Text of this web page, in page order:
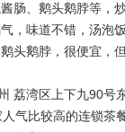
肠、鹅头鹅脖等，
，味道不错，汤泡
头鹅脖，很便宜，
荔湾区上下九90号
气比较高的连锁茶